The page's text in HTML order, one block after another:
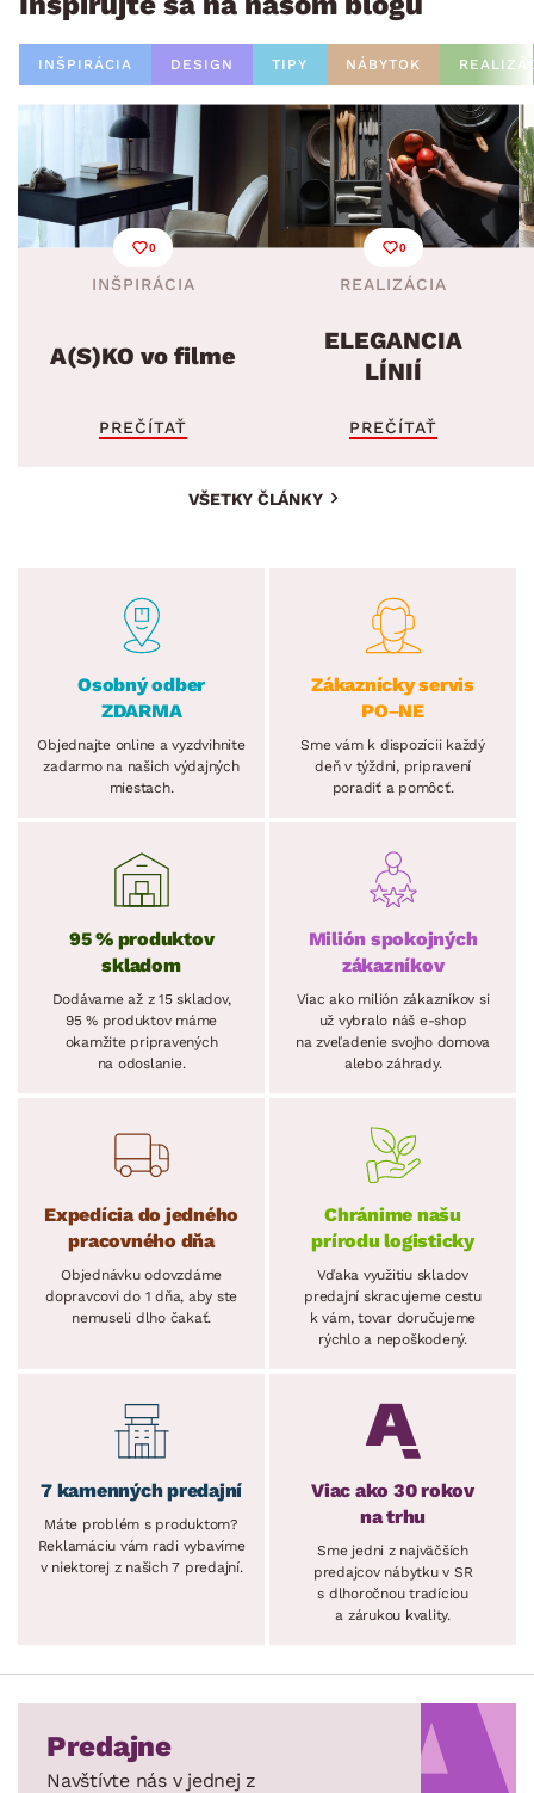
INŠPIRÁCIA DESIGN TIPY NÁBYTOK
0
INŠPIRÁCIA
A(S)KO vo filme
PREČÍTAŤ
0
REALIZÁCIA
ELEGANCIA
LÍNIÍ
PREČÍTAŤ
VŠETKY ČLÁNKY
Osobný odber
ZDARMA
Objednajte online a vyzdvihnite
zadarmo na našich výdajných
miestach.
Zákaznícky servis
PO–NE
Sme vám k dispozícii každý
deň v týždni, pripravení
poradiť a pomôcť.
95 % produktov
skladom
Dodávame až z 15 skladov,
95 % produktov máme
okamžite pripravených
na odoslanie.
Milión spokojných
zákazníkov
Viac ako milión zákazníkov si
už vybralo náš e-shop
na zveľadenie svojho domova
alebo záhrady.
Expedícia do jedného
pracovného dňa
Objednávku odovzdáme
dopravcovi do 1 dňa, aby ste
nemuseli dlho čakať.
Chránime našu
prírodu logisticky
Vďaka využitiu skladov
predajní skracujeme cestu
k vám, tovar doručujeme
rýchlo a nepoškodený.
7 kamenných predajní
Máte problém s produktom?
Reklamáciu vám radi vybavíme
v niektorej z našich 7 predajní.
Viac ako 30 rokov
na trhu
Sme jedni z najväčších
predajcov nábytku v SR
s dlhoročnou tradíciou
a zárukou kvality.
Predajne
Navštívte nás v jednej z